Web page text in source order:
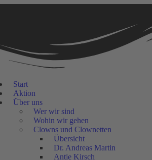
Start
Aktion
Über uns
Wer wir sind
Wohin wir gehen
Clowns und Clownetten
Übersicht
Dr. Andreas Martin
Antje Kirsch